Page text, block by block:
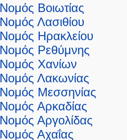
Νομός Βοιωτίας
Νομός Λασιθίου
Νομός Ηρακλείου
Νομός Ρεθύμνης
Νομός Χανίων
Νομός Λακωνίας
Νομός Μεσσηνίας
Νομός Αρκαδίας
Νομός Αργολίδας
Νομός Αχαΐας